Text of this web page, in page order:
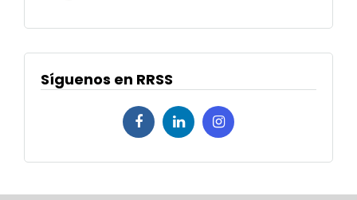
Síguenos en RRSS